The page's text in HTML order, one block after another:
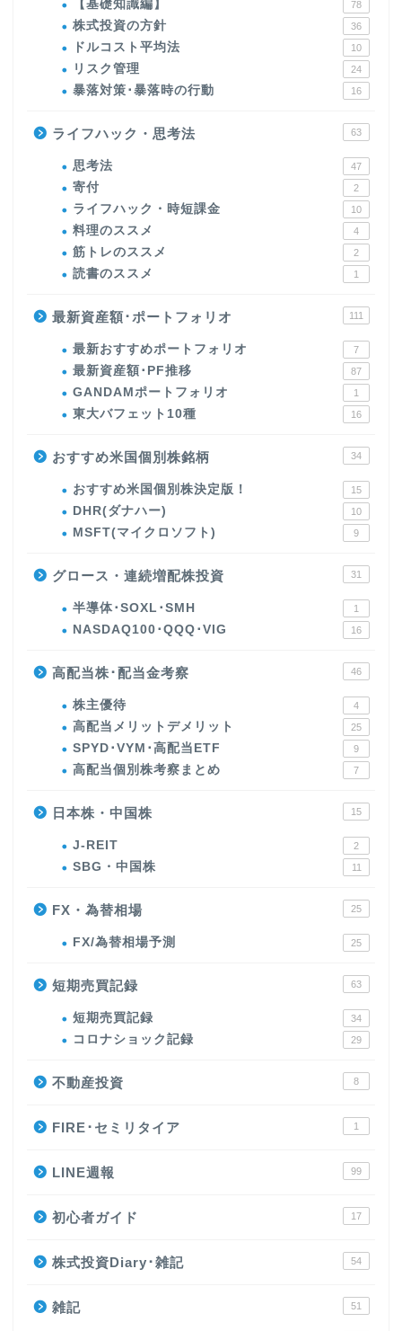
【基礎知識編】 78
株式投資の方針 36
ドルコスト平均法 10
リスク管理 24
暴落対策･暴落時の行動 16
ライフハック・思考法 63
思考法 47
寄付 2
ライフハック・時短課金 10
料理のススメ 4
筋トレのススメ 2
読書のススメ 1
最新資産額･ポートフォリオ 111
最新おすすめポートフォリオ 7
最新資産額･PF推移 87
GANDAMポートフォリオ 1
東大バフェット10種 16
おすすめ米国個別株銘柄 34
おすすめ米国個別株決定版！ 15
DHR(ダナハー) 10
MSFT(マイクロソフト) 9
グロース・連続増配株投資 31
半導体･SOXL･SMH 1
NASDAQ100･QQQ･VIG 16
高配当株･配当金考察 46
株主優待 4
高配当メリットデメリット 25
SPYD･VYM･高配当ETF 9
高配当個別株考察まとめ 7
日本株・中国株 15
J-REIT 2
SBG・中国株 11
FX・為替相場 25
FX/為替相場予測 25
短期売買記録 63
短期売買記録 34
コロナショック記録 29
不動産投資 8
FIRE･セミリタイア 1
LINE週報 99
初心者ガイド 17
株式投資Diary･雑記 54
雑記 51